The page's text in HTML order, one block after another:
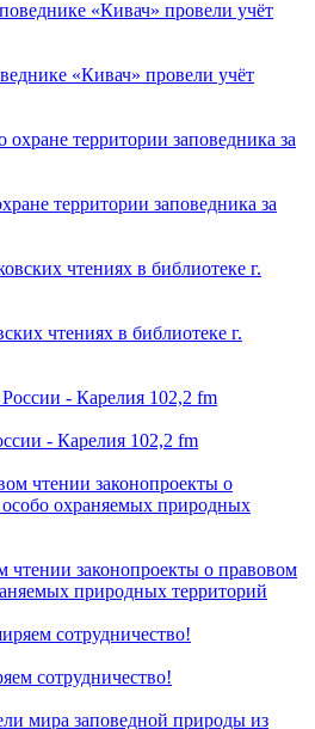
«Кивач» провели учёт
территории заповедника за
чтениях в библиотеке г.
- Карелия 102,2 fm
чтении законопроекты о правовом
природных территорий
сотрудничество!